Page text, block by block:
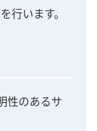
行います。
性のあるサ